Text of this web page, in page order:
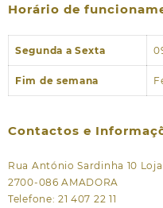
Horário de
Segunda a Sexta
Fim de semana
Contactos e
Rua António Sardinha 10 Loja
2700-086 AMADORA
Telefone: 21 407 22 11